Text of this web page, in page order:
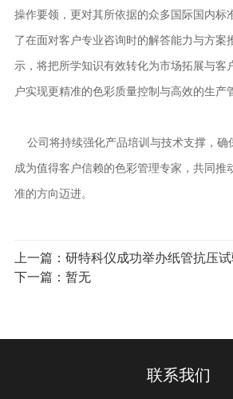
操作要领，更对其所依据的众多国际国内标
了在面对客户专业咨询时的解答能力与方案
示，将把所学知识有效转化为市场拓展与客
户实现更精准的色彩质量控制与高效的生产
公司将持续强化产品培训与技术支撑，确
成为值得客户信赖的色彩管理专家，共同推
准的方向迈进。
上一篇： 研特科仪成功举办纸管抗压
下一篇：暂无
联系我们